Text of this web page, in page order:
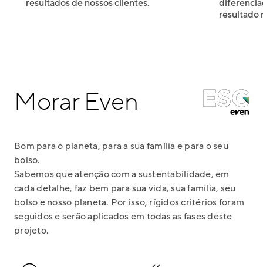
resultados de nossos clientes.
resultado
Morar Even
Bom para o planeta, para a sua família e para o seu
bolso.
Sabemos que atenção com a sustentabilidade, em
cada detalhe, faz bem para sua vida, sua família, seu
bolso e nosso planeta. Por isso, rígidos critérios foram
seguidos e serão aplicados em todas as fases deste
projeto.